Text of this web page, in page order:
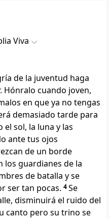
Viva
de la juventud haga
Hónralo cuando joven,
en que ya no tengas
demasiado tarde para
sol, la luna y las
ante tus ojos
de un borde
los guardianes de la
de batalla y se
ser tan pocas. 4Se
disminuirá el ruido del
canto pero su trino se